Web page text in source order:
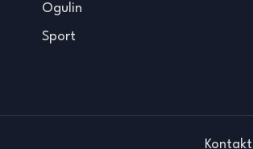
Ogulin
Sport
Kontakt